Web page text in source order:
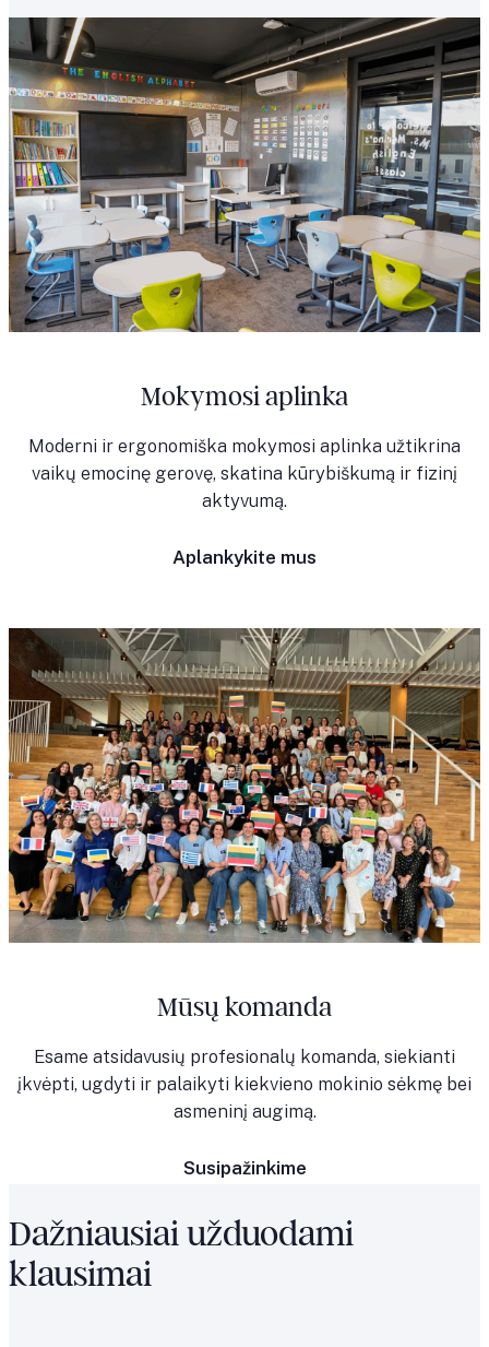
Mokymosi aplinka
Moderni ir ergonomiška mokymosi aplinka užtikrina
vaikų emocinę gerovę, skatina kūrybiškumą ir fizinį
aktyvumą.
Aplankykite mus
Mūsų komanda
Esame atsidavusių profesionalų komanda, siekianti
įkvėpti, ugdyti ir palaikyti kiekvieno mokinio sėkmę bei
asmeninį augimą.
Susipažinkime
Dažniausiai užduodami
klausimai